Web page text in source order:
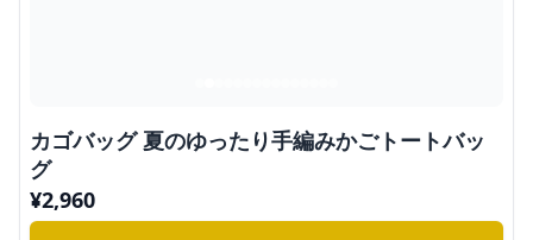
カゴバッグ 夏のゆったり手編みかごトートバッ
グ
¥2,960